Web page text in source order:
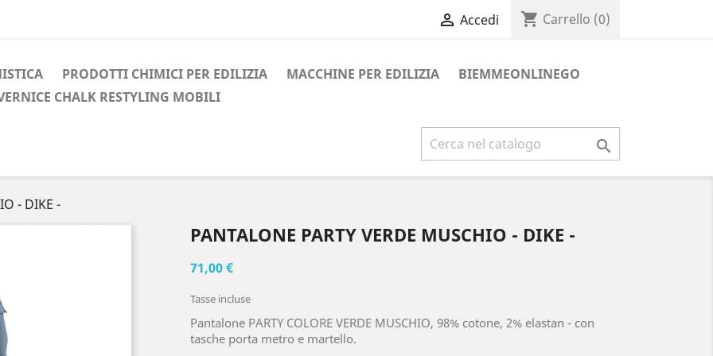
 Accedi shopping_cart Carrello (0)
PRODOTTI CHIMICI PER EDILIZIA MACCHINE PER EDILIZIA
BIEMMEONLINEGO
CHALK RESTYLING MOBILI

- DIKE -
PANTALONE PARTY VERDE MUSCHIO - DIKE -
71,00 €
Tasse incluse
Pantalone PARTY COLORE VERDE MUSCHIO, 98% cotone, 2% elastan - con
tasche porta metro e martello.